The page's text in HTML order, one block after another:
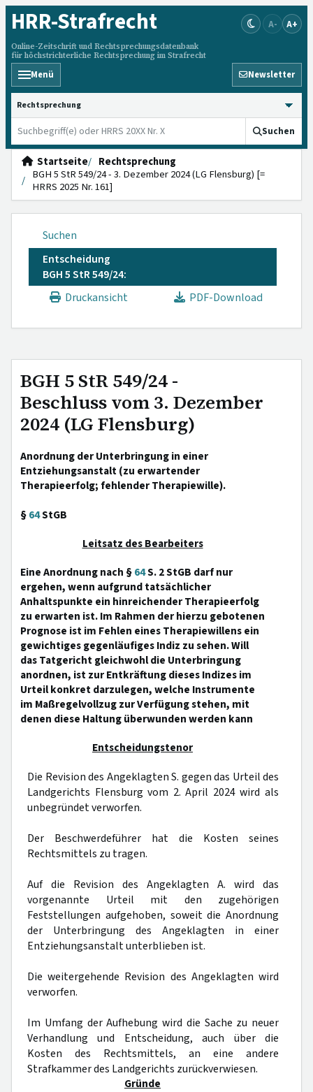
HRR-Strafrecht
Online-Zeitschrift und Rechtsprechungsdatenbank
für höchstrichterliche Rechtsprechung im Strafrecht
A- A+
Menü Newsletter
HRRS durchsuchen
Suchen
Startseite
Rechtsprechung
BGH 5 StR 549/24 - 3. Dezember 2024 (LG Flensburg) [=
HRRS 2025 Nr. 161]
Suchen
Entscheidung
BGH 5 StR 549/24:
Druckansicht
PDF-Download
BGH 5 StR 549/24 -
Beschluss vom 3. Dezember
2024 (LG Flensburg)
Anordnung der Unterbringung in einer
Entziehungsanstalt (zu erwartender
Therapieerfolg; fehlender Therapiewille).
§64StGB
Leitsatz des Bearbeiters
Eine Anordnung nach §64S. 2 StGB darf nur
ergehen, wenn aufgrund tatsächlicher
Anhaltspunkte ein hinreichender Therapieerfolg
zu erwarten ist. Im Rahmen der hierzu gebotenen
Prognose ist im Fehlen eines Therapiewillens ein
gewichtiges gegenläufiges Indiz zu sehen. Will
das Tatgericht gleichwohl die Unterbringung
anordnen, ist zur Entkräftung dieses Indizes im
Urteil konkret darzulegen, welche Instrumente
im Maßregelvollzug zur Verfügung stehen, mit
denen diese Haltung überwunden werden kann
Entscheidungstenor
Die Revision des Angeklagten S. gegen das Urteil des
Landgerichts Flensburg vom 2. April 2024 wird als
unbegründet verworfen.
Der Beschwerdeführer hat die Kosten seines
Rechtsmittels zu tragen.
Auf die Revision des Angeklagten A. wird das
vorgenannte Urteil mit den zugehörigen
Feststellungen aufgehoben, soweit die Anordnung
der Unterbringung des Angeklagten in einer
Entziehungsanstalt unterblieben ist.
Die weitergehende Revision des Angeklagten wird
verworfen.
Im Umfang der Aufhebung wird die Sache zu neuer
Verhandlung und Entscheidung, auch über die
Kosten des Rechtsmittels, an eine andere
Strafkammer des Landgerichts zurückverwiesen.
Gründe